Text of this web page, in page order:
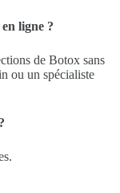
ligne ?
de Botox sans
ou un spécialiste